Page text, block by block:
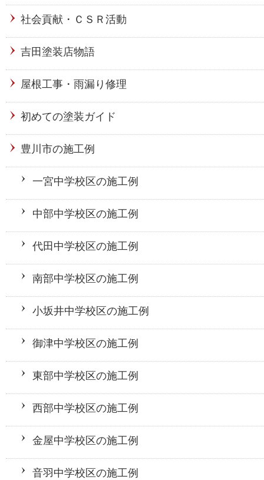
社会貢献・ＣＳＲ活動
吉田塗装店物語
屋根工事・雨漏り修理
初めての塗装ガイド
豊川市の施工例
一宮中学校区の施工例
中部中学校区の施工例
代田中学校区の施工例
南部中学校区の施工例
小坂井中学校区の施工例
御津中学校区の施工例
東部中学校区の施工例
西部中学校区の施工例
金屋中学校区の施工例
音羽中学校区の施工例